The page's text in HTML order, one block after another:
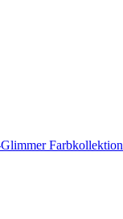
Farbkollektion